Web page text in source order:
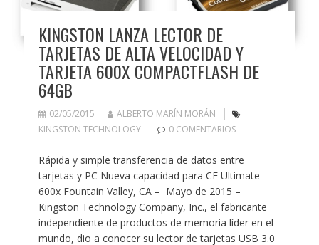
KINGSTON LANZA LECTOR DE
TARJETAS DE ALTA VELOCIDAD Y
TARJETA 600X COMPACTFLASH DE
64GB
02/05/2015
ALBERTO MARÍN MORÁN
KINGSTON TECHNOLOGY
0 COMENTARIOS
Rápida y simple transferencia de datos entre
tarjetas y PC Nueva capacidad para CF Ultimate
600x Fountain Valley, CA – Mayo de 2015 –
Kingston Technology Company, Inc., el fabricante
independiente de productos de memoria líder en el
mundo, dio a conocer su lector de tarjetas USB 3.0